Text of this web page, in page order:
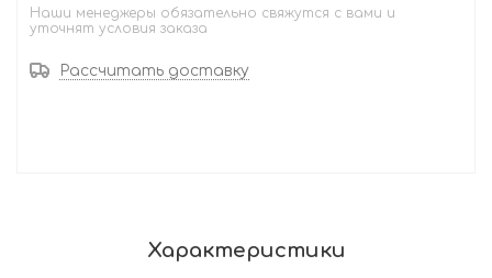
Наши менеджеры обязательно свяжутся с вами и
уточнят условия заказа
Рассчитать доставку
Характеристики